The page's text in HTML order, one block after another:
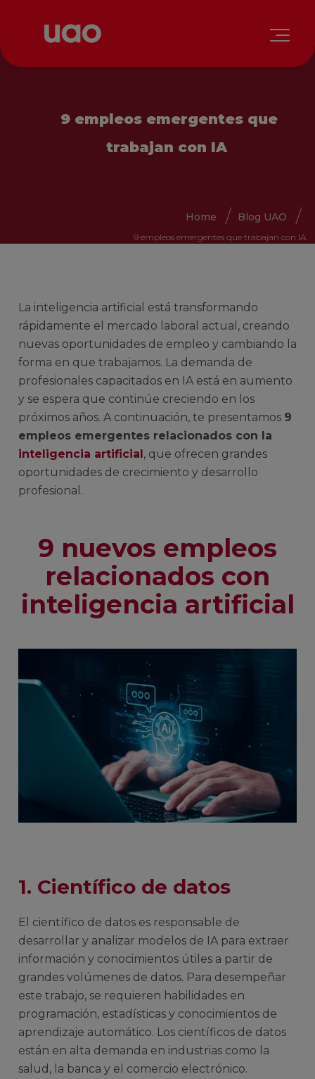
9 empleos emergentes que
trabajan con IA
Home Blog UAO
9 empleos emergentes que trabajan con IA
La inteligencia artificial está transformando
rápidamente el mercado laboral actual, creando
nuevas oportunidades de empleo y cambiando la
forma en que trabajamos. La demanda de
profesionales capacitados en IA está en aumento
y se espera que continúe creciendo en los
próximos años. A continuación, te presentamos 9
empleos emergentes relacionados con la
inteligencia artificial, que ofrecen grandes
oportunidades de crecimiento y desarrollo
profesional.
9 nuevos empleos
relacionados con
inteligencia artificial
1. Científico de datos
El científico de datos es responsable de
desarrollar y analizar modelos de IA para extraer
información y conocimientos útiles a partir de
grandes volúmenes de datos. Para desempeñar
este trabajo, se requieren habilidades en
programación, estadísticas y conocimientos de
aprendizaje automático. Los científicos de datos
están en alta demanda en industrias como la
salud, la banca y el comercio electrónico.